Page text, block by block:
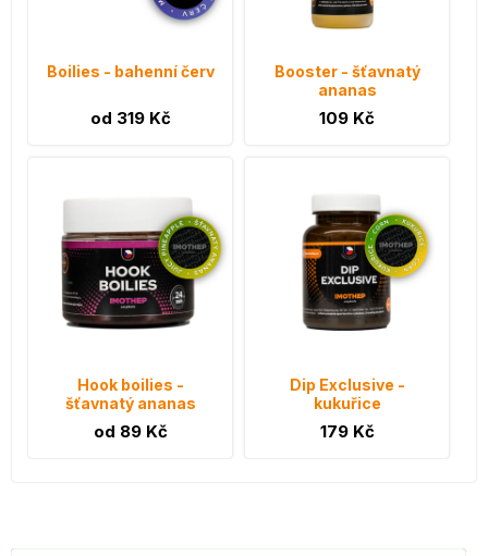
Boilies - bahenní červ
od 319 Kč
Booster - šťavnatý
ananas
109 Kč
Hook boilies -
šťavnatý ananas
od 89 Kč
Dip Exclusive -
kukuřice
179 Kč